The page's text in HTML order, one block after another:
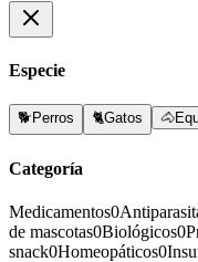
Especie
🐕 Perros 🐈Gatos 🐴
Categoría
Medicamentos0
de mascotas0Biológicos0
snack0Homeopáticos0